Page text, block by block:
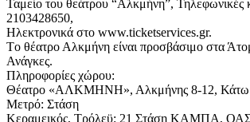
Ταμείο του θεάτρου “Αλκμήνη”, Τηλεφωνικές
2103428650,
Ηλεκτρονικά στο www.ticketservices.gr.
Tο θέατρο Αλκμήνη είναι προσβάσιμο στα
Ανάγκες.
Πληροφορίες χώρου:
Θέατρο «ΑΛΚΜΗΝΗ», Αλκμήνης 8-12, Κάτω
Μετρό: Στάση
Κεραμεικός, Τρόλεϋ: 21 Στάση ΚΑΜΠΑ,